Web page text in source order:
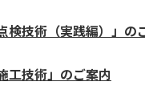
検技術（実践編）」の
工技術」のご案内